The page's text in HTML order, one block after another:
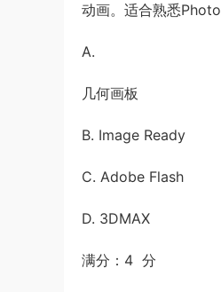
动画。适合熟悉
A.
几何画板
B. Image Ready
C. Adobe Flash
D. 3DMAX
满分：4 分